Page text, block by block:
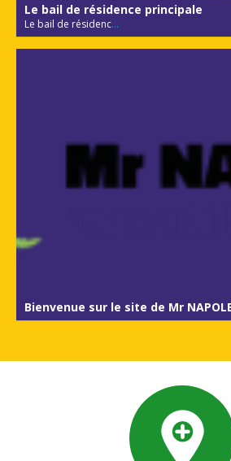
Le bail de résidence principale
Le bail de résidenc...
Bienvenue sur le site de Mr